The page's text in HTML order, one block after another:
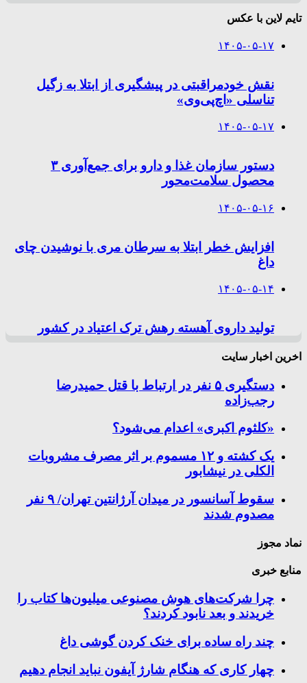
تایم لاین با عکس
۱۴۰۵-۰۵-۱۷
نقش خودمراقبتی در پیشگیری از ابتلا به زگیل
تناسلی «اچ‌پی‌وی»
۱۴۰۵-۰۵-۱۷
دستور سازمان غذا و دارو برای جمع‌آوری ۳
محصول سلامت‌محور
۱۴۰۵-۰۵-۱۶
افزایش خطر ابتلا به سرطان مری با نوشیدن چای
داغ
۱۴۰۵-۰۵-۱۴
تولید داروی آهسته رهش ترک اعتیاد در کشور
اخرین اخبار سایت
دستگیری ۵ نفر در ارتباط با قتل حمیدرضا
رجب‌زاده
«کلثوم اکبری» اعدام می‌شود؟
یک کشته و ۱۲ مسموم بر اثر مصرف مشروبات
الکلی در نیشابور
سقوط آسانسور در میدان آرژانتین تهران/ ۹ نفر
مصدوم شدند
نماد مجوز
منابع خبری
چرا شرکت‌های هوش مصنوعی میلیون‌ها کتاب را
خریدند و بعد نابود کردند؟
چند راه‌ ساده برای خنک کردن گوشی داغ
چهار کاری که هنگام شارژ آیفون نباید انجام دهیم